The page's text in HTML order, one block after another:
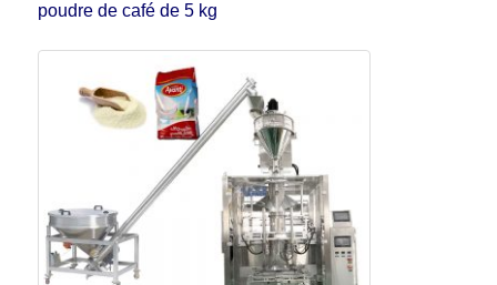
poudre de café de 5 kg